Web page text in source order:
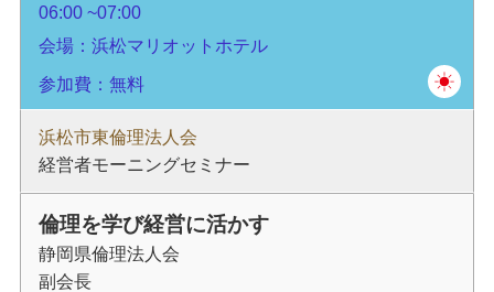
06:00
07:00
会場：浜松マリオットホテル
参加費：無料
浜松市東倫理法人会
経営者モーニングセミナー
倫理を学び経営に活かす
静岡県倫理法人会
副会長